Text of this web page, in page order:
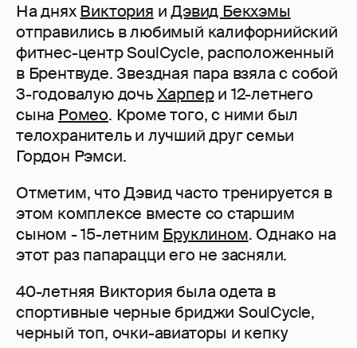
На днях Виктория иДэвид Бекхэмы
отправились в любимый калифорнийский
фитнес-центр SoulCycle, расположенный
в Брентвуде. Звездная пара взяла с собой
3-годовалую дочьХарпери 12-летнего
сына Ромео. Кроме того, с ними был
телохранитель и лучший друг семьи
Гордон Рэмси.
Отметим, что Дэвид часто тренируется в
этом комплексе вместе со старшим
сыном - 15-летним Бруклином. Однако на
этот раз папарацци его не засняли.
40-летняя Виктория была одета в
спортивные черные бриджи SoulCycle,
черный топ, очки-авиаторы и кепку